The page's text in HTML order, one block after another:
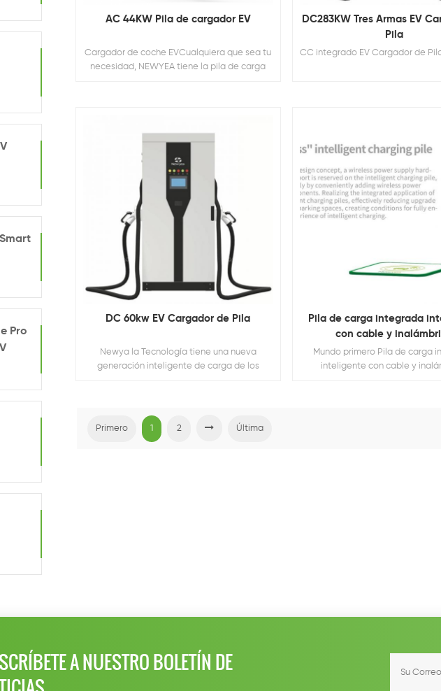
Pro
AC 44KW Pila de cargador EV
Cargador de coche EVCualquiera que sea tu
necesidad, NEWYEA tiene la pila de carga
DC283KW Tres Armas EV
Pila
CC integrado EV Cargador de
DC 60kw EV Cargador de Pila
Newya la Tecnología tiene una nueva
generación inteligente de carga de los
investigado y desarrollado por LINUX, es el
primero en darse cuenta fácil acceso a la
Pila de carga integrada
con cable y
Mundo primero Pila de carga
inteligente con cable y
Primero 1 2 Última
A NUESTRO BOLETÍN DE